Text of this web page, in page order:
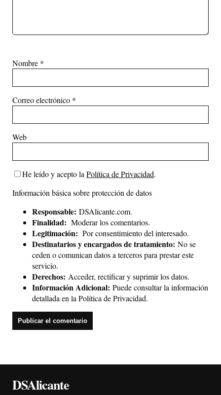
Nombre *
Correo electrónico *
Web
He leído y acepto laPolítica de Privacidad.
Información básica sobre protección de datos
Responsable: DSAlicante.com.
Finalidad: Moderar los comentarios.
Legitimación: Por consentimiento del interesado.
Destinatarios y encargados de tratamiento: No se
ceden o comunican datos a terceros para prestar este
servicio.
Derechos: Acceder, rectificar y suprimir los datos.
Información Adicional: Puede consultar la información
detallada en laPolítica de Privacidad.
DSAlicante